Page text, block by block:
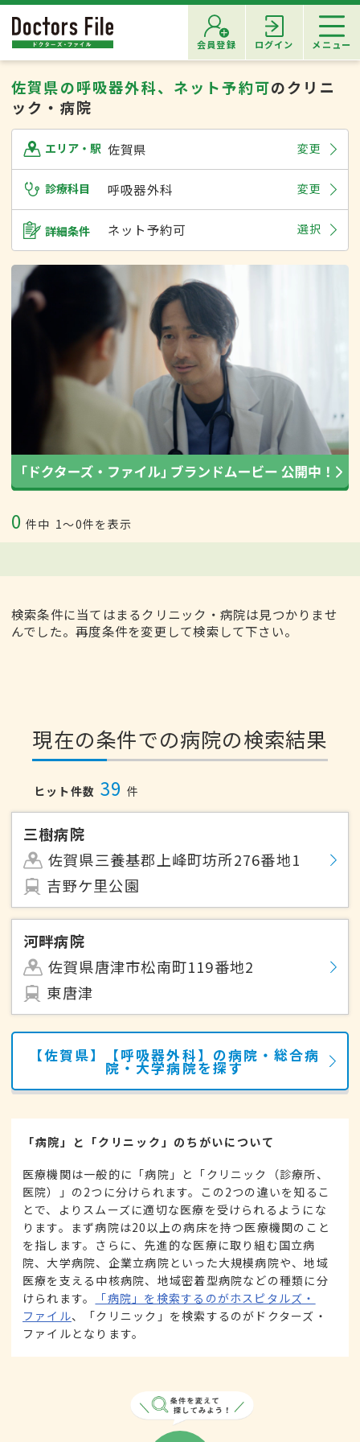
会員登録 ログイン メニュー
佐賀県の呼吸器外科、ネット予約可のクリニ
ック・病院
エリア・駅 佐賀県 変更
診療科目 呼吸器外科 変更
詳細条件 ネット予約可 選択
0 件中 1〜0件を表示
検索条件に当てはまるクリニック・病院は見つかりませ
んでした。再度条件を変更して検索して下さい。
現在の条件での病院の検索結果
ヒット件数 39 件
三樹病院
佐賀県三養基郡上峰町坊所276番地1
吉野ケ里公園
河畔病院
佐賀県唐津市松南町119番地2
東唐津
【佐賀県】【呼吸器外科】の病院・総合病
院・大学病院を探す
「病院」と「クリニック」のちがいについて
医療機関は一般的に「病院」と「クリニック（診療所、
医院）」の2つに分けられます。この2つの違いを知るこ
とで、よりスムーズに適切な医療を受けられるようにな
ります。まず病院は20以上の病床を持つ医療機関のこと
を指します。さらに、先進的な医療に取り組む国立病
院、大学病院、企業立病院といった大規模病院や、地域
医療を支える中核病院、地域密着型病院などの種類に分
けられます。
「病院」を検索するのがホスピタルズ・
ファイル、「クリニック」を検索するのがドクターズ・
ファイルとなります。